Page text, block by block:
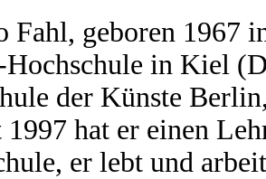
Fahl, geboren 1967
Hochschule in Kiel
der Künste
1997 hat er einen
er lebt und